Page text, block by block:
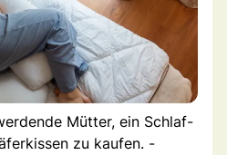
Mütter, ein Schlaf-
zu kaufen. -